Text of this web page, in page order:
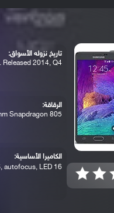
تاريخ نزوله الأسواق:
Released 2014, Q4
الرقاقة:
Snapdragon 805
الكاميرا الأساسية:
16 MP, f/2.2, 31mm, OIS, autofocus, LED ...